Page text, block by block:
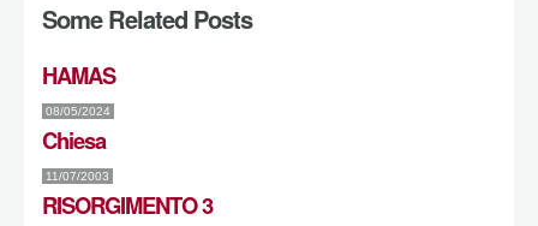
Some Related Posts
HAMAS
08/05/2024
Chiesa
11/07/2003
RISORGIMENTO 3